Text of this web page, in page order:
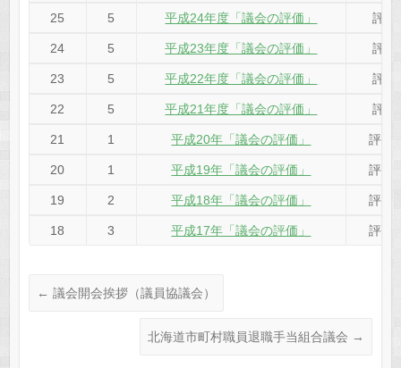
25 5 平成24年度「議会の評価」 評価
24 5 平成23年度「議会の評価」 評価
23 5 平成22年度「議会の評価」 評価
22 5 平成21年度「議会の評価」 評価
21 1 平成20年「議会の評価」 評価
20 1 平成19年「議会の評価」 評価
19 2 平成18年「議会の評価」 評価
18 3 平成17年「議会の評価」 評価
← 議会開会挨拶（議員協議会）
北海道市町村職員退職手当組合議会 →